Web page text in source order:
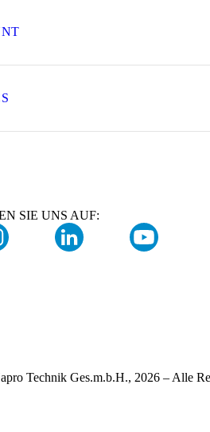
SIE UNS AUF:
Technik Ges.m.b.H., 2026 – Alle